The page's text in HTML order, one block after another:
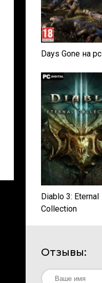
Days Gone на pc
Diablo 3: Eternal
Collection
Отзывы: